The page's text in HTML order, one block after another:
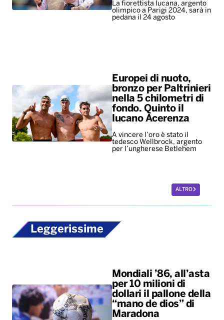
La fiorettista lucana, argento
olimpico a Parigi 2024, sarà in
pedana il 24 agosto
Europei di nuoto,
bronzo per Paltrinieri
nella 5 chilometri di
fondo. Quinto il
lucano Acerenza
A vincere l’oro è stato il
tedesco Wellbrock, argento
per l’ungherese Betlehem
ALTRO
Leggerissime
Mondiali ’86, all’asta
per 10 milioni di
dollari il pallone della
“mano de dios” di
Maradona